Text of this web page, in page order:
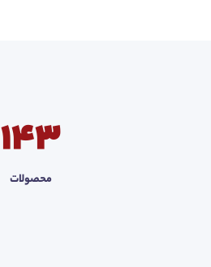
143
محصولات